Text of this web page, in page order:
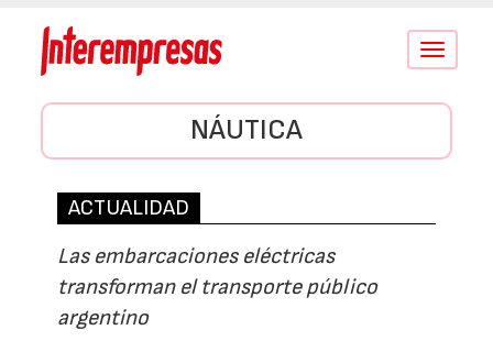
Conmutar
NÁUTICA
ACTUALIDAD
Las embarcaciones eléctricas
transforman el transporte público
argentino